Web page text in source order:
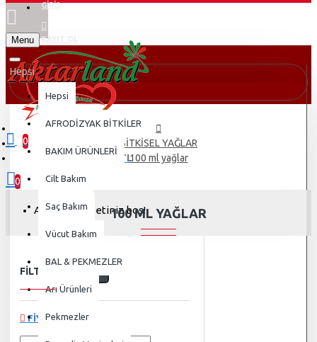
GIRIŞ
KAYIT OL
Menu
0
0 ürün - 0,00TL
0
Alışveriş sepetiniz boş!
Hepsi
Hepsi
AFRODİZYAK BİTKİLER
BAKIM ÜRÜNLERİ
Cilt Bakım
Saç Bakım
Vücut Bakım
BAL & PEKMEZLER
Arı Ürünleri
Pekmezler
BİTKİSEL YAĞLAR
100 ml yağlar
100 ML YAĞLAR
FILTRE
FIYAT